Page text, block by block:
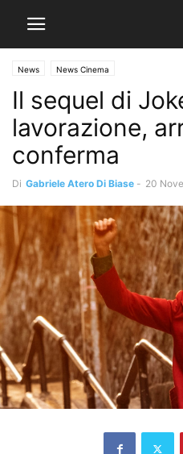
News News Cinema
Il sequel di
lavorazione,
conferma
Di Gabriele Atero Di Biase - 20